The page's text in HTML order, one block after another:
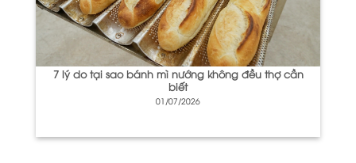
7 lý do tại sao bánh mì nướng không đều thợ cần
biết
01/07/2026